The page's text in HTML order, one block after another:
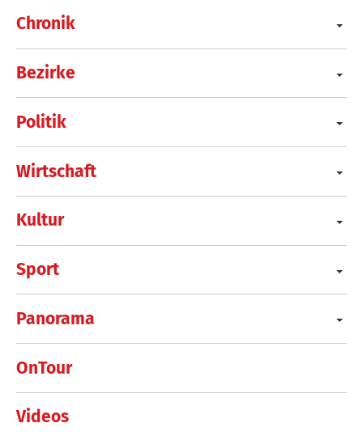
Chronik
Bezirke
Politik
Wirtschaft
Kultur
Sport
Panorama
OnTour
Videos